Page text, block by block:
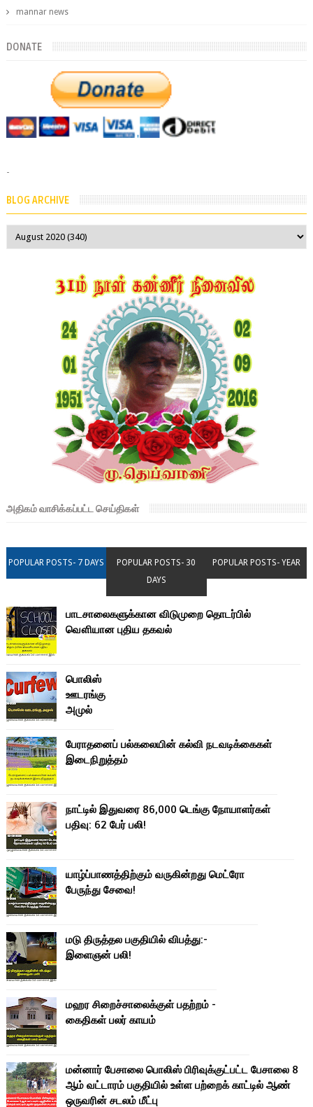
mannar news
DONATE
-
BLOG ARCHIVE
அதிகம் வாசிக்கப்பட்ட செய்திகள்
POPULAR POSTS- 7 DAYS
POPULAR POSTS- 30
DAYS
POPULAR POSTS- YEAR
பாடசாலைகளுக்கான விடுமுறை தொடர்பில்
வௌியான புதிய தகவல்
பொலிஸ்
ஊடரங்கு
அமுல்
பேராதனைப் பல்கலையின் கல்வி நடவடிக்கைகள்
இடைநிறுத்தம்
நாட்டில் இதுவரை 86,000 டெங்கு நோயாளர்கள்
பதிவு: 62 பேர் பலி!
யாழ்ப்பாணத்திற்கும் வருகின்றது மெட்ரோ
பேருந்து சேவை!
மடு திருத்தல பகுதியில் விபத்து:-
இளைஞன் பலி!
மஹர சிறைச்சாலைக்குள் பதற்றம் -
கைதிகள் பலர் காயம்
மன்னார் பேசாலை பொலிஸ் பிரிவுக்குட்பட்ட பேசாலை 8
ஆம் வட்டாரம் பகுதியில் உள்ள பற்றைக் காட்டில் ஆண்
ஒருவரின் சடலம் மீட்பு